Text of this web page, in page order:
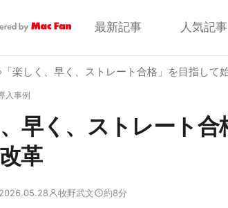
最新記事 人気記事
› 「楽しく、早く、ストレート合格」を目指して
入事例
、早く、ストレート
革
牧野武文 約8分